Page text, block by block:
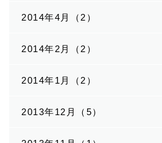
2014年4月（2）
2014年2月（2）
2014年1月（2）
2013年12月（5）